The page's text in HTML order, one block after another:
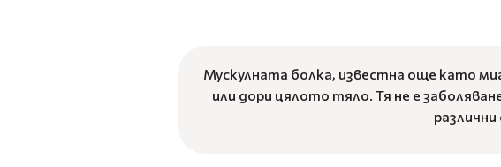
Мускулната болка, известна още като
или дори цялото тяло. Тя не е